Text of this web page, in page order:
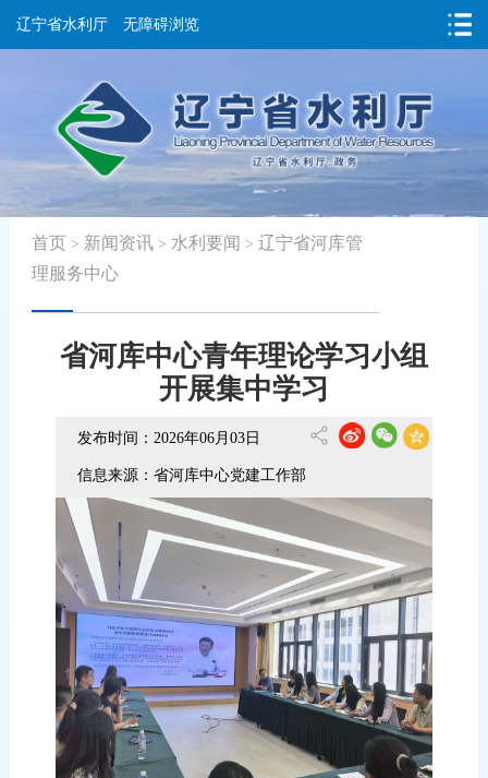
辽宁省水利厅 无障碍浏览
首页 > 新闻资讯> 水利要闻 > 辽宁省河库管
理服务中心
省河库中心青年理论学习小组
开展集中学习
发布时间：2026年06月03日
信息来源：省河库中心党建工作部